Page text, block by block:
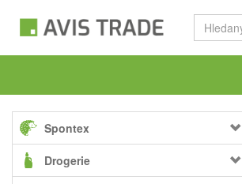
Spontex
Drogerie